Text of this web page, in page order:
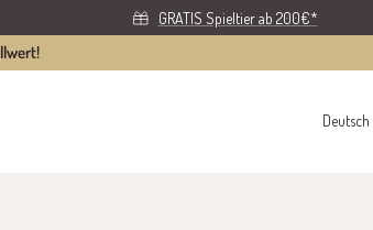
GRATIS Spieltier ab 200€*
Sprache
Deutsch